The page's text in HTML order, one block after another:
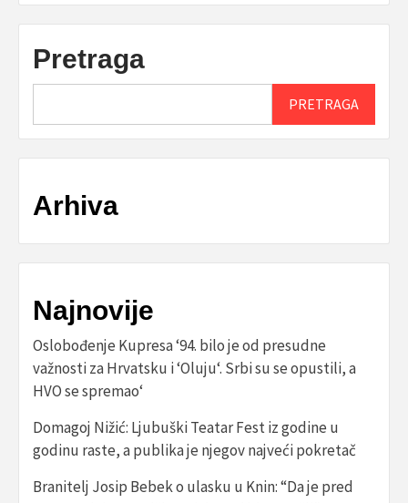
Pretraga
PRETRAGA
Arhiva
Najnovije
Oslobođenje Kupresa ‘94. bilo je od presudne
važnosti za Hrvatsku i ‘Oluju‘. Srbi su se opustili, a
HVO se spremao‘
Domagoj Nižić: Ljubuški Teatar Fest iz godine u
godinu raste, a publika je njegov najveći pokretač
Branitelj Josip Bebek o ulasku u Knin: “Da je pred